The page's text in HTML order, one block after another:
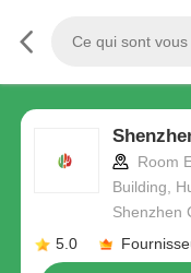
Room
Building,
Shenzhen
5.0